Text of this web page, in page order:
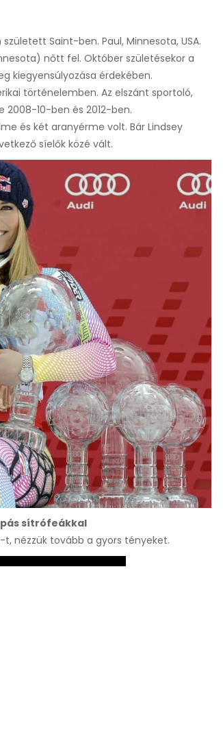
Saint-ben. Paul, Minnesota, USA.
nőtt fel. Október születésekor a
kiegyensúlyozása érdekében.
történelemben. Az elszánt sportoló,
10-ben és 2012-ben.
és két aranyérme volt. Bár Lindsey
síelők közé vált.
sítrófeákkal
nézzük tovább a gyors tényeket.